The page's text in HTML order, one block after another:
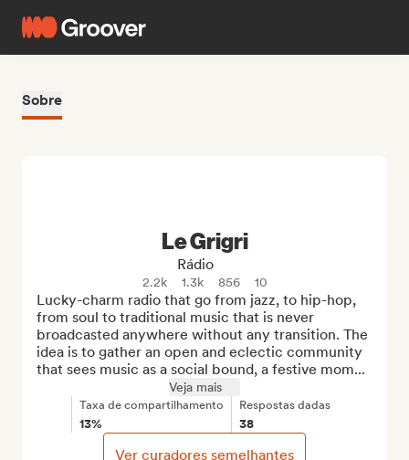
Sobre
Le Grigri
Rádio
2.2k 1.3k 856 10
Lucky-charm radio that go from jazz, to hip-hop,
from soul to traditional music that is never
broadcasted anywhere without any transition. The
idea is to gather an open and eclectic community
that sees music as a social bound, a festive mom...
Veja mais
Taxa de compartilhamento
13%
Respostas dadas
38
Ver curadores semelhantes